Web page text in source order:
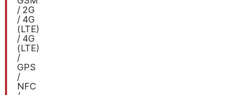
/ 2G
/ 4G
(LTE)
/ 4G
(LTE)
/
GPS
/
NFC